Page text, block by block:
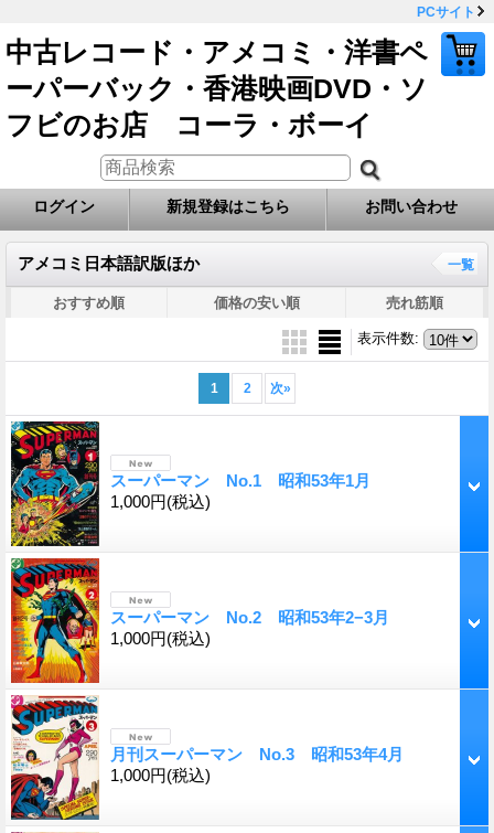
PCサイト
中古レコード・アメコミ・洋書ペ
ーパーバック・香港映画DVD・ソ
フビのお店 コーラ・ボーイ
ログイン 新規登録はこちら お問い合わせ
アメコミ日本語訳版ほか 一覧
おすすめ順 価格の安い順 売れ筋順
表示件数:
1 2 次»
スーパーマン No.1 昭和53年1月
1,000円(税込)
スーパーマン No.2 昭和53年2−3月
1,000円(税込)
月刊スーパーマン No.3 昭和53年4月
1,000円(税込)